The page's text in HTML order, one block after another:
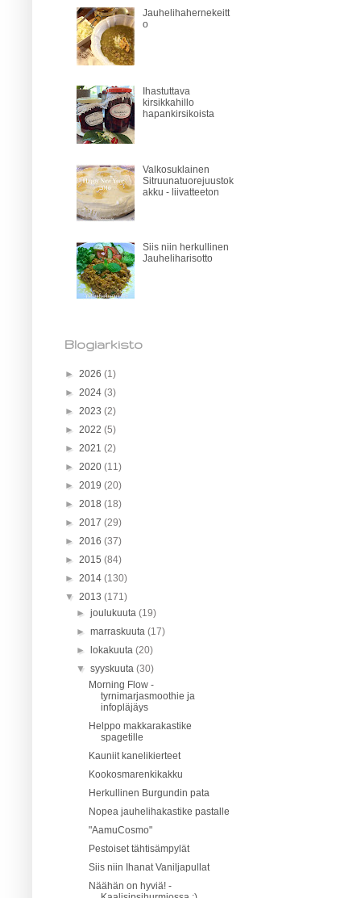
Jauhelihahernekeitt
o
Ihastuttava
kirsikkahillo
hapankirsikoista
Valkosuklainen
Sitruunatuorejuustok
akku - liivatteeton
Siis niin herkullinen
Jauheliharisotto
Blogiarkisto
► 2026 (1)
► 2024 (3)
► 2023 (2)
► 2022 (5)
► 2021 (2)
► 2020 (11)
► 2019 (20)
► 2018 (18)
► 2017 (29)
► 2016 (37)
► 2015 (84)
► 2014 (130)
▼ 2013 (171)
►joulukuuta(19)
►marraskuuta(17)
►lokakuuta(20)
▼syyskuuta(30)
Morning Flow -
tyrnimarjasmoothie ja
infopläjäys
Helppo makkarakastike
spagetille
Kauniit kanelikierteet
Kookosmarenkikakku
Herkullinen Burgundin pata
Nopea jauhelihakastike pastalle
"AamuCosmo"
Pestoiset tähtisämpylät
Siis niin Ihanat Vaniljapullat
Näähän on hyviä! -